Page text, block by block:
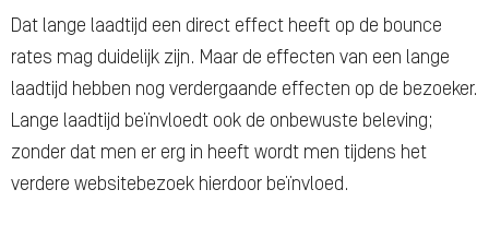
Dat lange laadtijd een direct effect heeft op de bounce
rates mag duidelijk zijn. Maar de effecten van een lange
laadtijd hebben nog verdergaande effecten op de bezoeker.
Lange laadtijd beïnvloedt ook de onbewuste beleving;
zonder dat men er erg in heeft wordt men tijdens het
verdere websitebezoek hierdoor beïnvloed.